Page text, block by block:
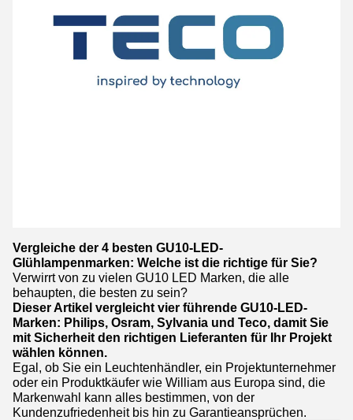
Vergleiche der 4 besten GU10-LED-
Glühlampenmarken: Welche ist die richtige für Sie?
Verwirrt von zu vielen GU10 LED Marken, die alle
behaupten, die besten zu sein?
Dieser Artikel vergleicht vier führende GU10-LED-
Marken: Philips, Osram, Sylvania und Teco, damit Sie
mit Sicherheit den richtigen Lieferanten für Ihr Projekt
wählen können.
Egal, ob Sie ein Leuchtenhändler, ein Projektunternehmer
oder ein Produktkäufer wie William aus Europa sind, die
Markenwahl kann alles bestimmen, von der
Kundenzufriedenheit bis hin zu Garantieansprüchen.